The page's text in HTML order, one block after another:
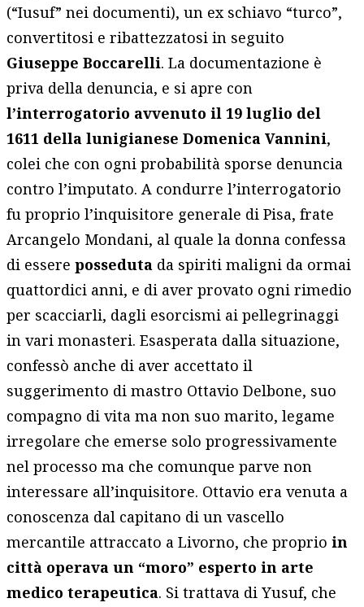
(“Iusuf” nei documenti), un ex schiavo “turco”,
convertitosi e ribattezzatosi in seguito
Giuseppe Boccarelli. La documentazione è
priva della denuncia, e si apre con
l’interrogatorio avvenuto il 19 luglio del
1611 della lunigianese Domenica Vannini,
colei che con ogni probabilità sporse denuncia
contro l’imputato. A condurre l’interrogatorio
fu proprio l’inquisitore generale di Pisa, frate
Arcangelo Mondani, al quale la donna confessa
di essereposseduta da spiriti maligni da ormai
quattordici anni, e di aver provato ogni rimedio
per scacciarli, dagli esorcismi ai pellegrinaggi
in vari monasteri. Esasperata dalla situazione,
confessò anche di aver accettato il
suggerimento di mastro Ottavio Delbone, suo
compagno di vita ma non suo marito, legame
irregolare che emerse solo progressivamente
nel processo ma che comunque parve non
interessare all’inquisitore. Ottavio era venuta a
conoscenza dal capitano di un vascello
mercantile attraccato a Livorno, che proprioin
città operava un “moro” esperto in arte
medico terapeutica. Si trattava di Yusuf, che